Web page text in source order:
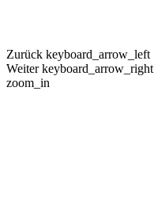
Zurück keyboard_arrow_left
Weiter keyboard_arrow_right
zoom_in